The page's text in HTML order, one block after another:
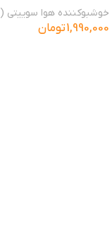
خوشبوکننده هوا سوییتی (90میل)
1,990,000تومان